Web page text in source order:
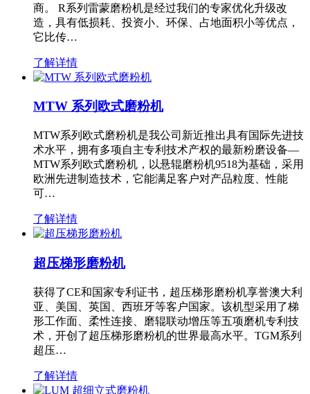
商。 R系列雷蒙磨粉机是经过我们的专家优化升级改
造，具有低损耗、投资小、环保、占地面积小等优点，
它比传…
了解详情
MTW 系列欧式磨粉机
MTW系列欧式磨粉机是我公司新近推出具有国际先进技
术水平，拥有多项自主专利技术产权的最新粉磨设备—
MTW系列欧式磨粉机，以悬辊磨粉机9518为基础，采用
欧洲先进制造技术，它能满足客户对产品粒度、性能
可…
了解详情
超压梯形磨粉机
获得了CE和国家专利证书，超压梯形磨粉机享誉澳大利
亚、美国、英国、西班牙等客户国家。该机型采用了梯
形工作面、柔性连接、磨辊联动增压等五项磨机专利技
术，开创了超压梯形磨粉机的世界最高水平。TGM系列
超压…
了解详情